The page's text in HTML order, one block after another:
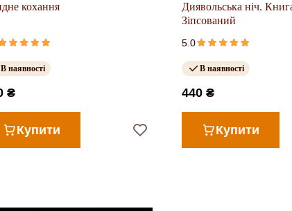
кохання
В наявності
₴
Купити
Диявольська ніч.
Зіпсований
5.0
В наявності
440 ₴
Купити